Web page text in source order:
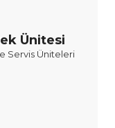
Ünitesi
Servis Üniteleri